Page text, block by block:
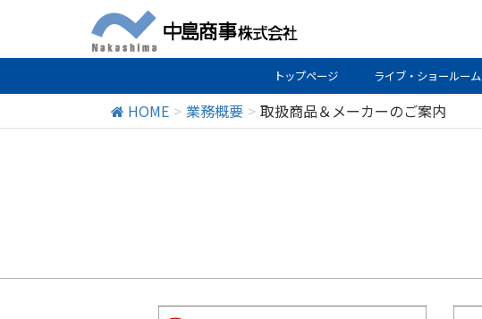
トップページ ライブ・ショールーム
HOME 業務概要 取扱商品＆メーカーのご案内